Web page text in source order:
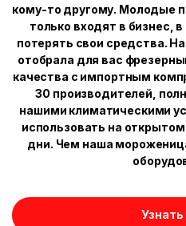
кому-то другому. Молодые
только входят в бизнес,
потерять свои средства.
отобрала для вас
качества с импортным
30 производителей,
нашими климатическими
использовать на
дни. Чем наша